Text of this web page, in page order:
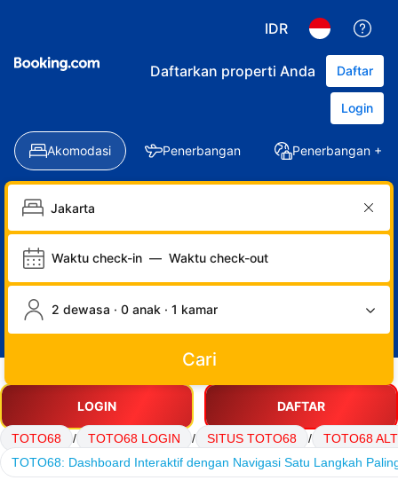
IDR
Daftarkan properti Anda Daftar
Login
Akomodasi Penerbangan Penerbangan +
Waktu check-in — Waktu check-out
2 dewasa · 0 anak · 1 kamar
Cari
LOGIN DAFTAR
TOTO68 / TOTO68 LOGIN / SITUS TOTO68 /
TOTO68
TOTO68: Dashboard Interaktif dengan Navigasi Satu Langkah